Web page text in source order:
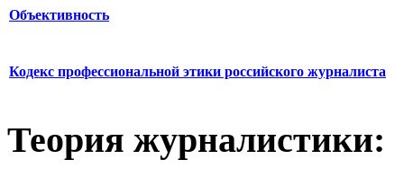
Объективность
Кодекс профессиональной этики российского журналиста
Теория журналистики: